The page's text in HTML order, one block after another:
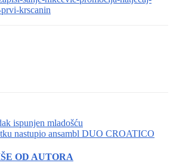
krscanin
ispunjen mladošću
nastupio ansambl DUO CROATICO
OD AUTORA